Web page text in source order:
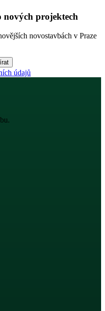
projektech
novostavbách v Praze
údajů